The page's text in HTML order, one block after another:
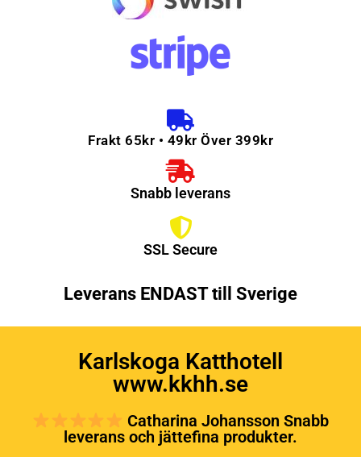
Frakt 65kr • 49kr Över 399kr
Snabb leverans
SSL Secure
Leverans ENDAST till Sverige
Karlskoga Katthotell
www.kkhh.se
Catharina Johansson Snabb
leverans och jättefina produkter.